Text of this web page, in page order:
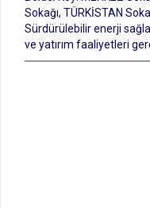
Sokağı, TÜRKİSTAN
Sürdürülebilir enerji
ve yatırım faaliyetleri